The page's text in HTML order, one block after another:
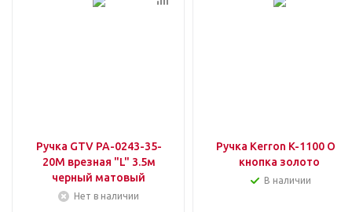
Ручка GTV PA-0243-35-
20M врезная "L" 3.5м
черный матовый
Нет в наличии
Ручка Kerron K-1100 ОТ
кнопка золото
В наличии